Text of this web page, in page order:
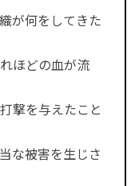
が何をしてきた
ほどの血が流
撃を与えたこと
な被害を生じさ